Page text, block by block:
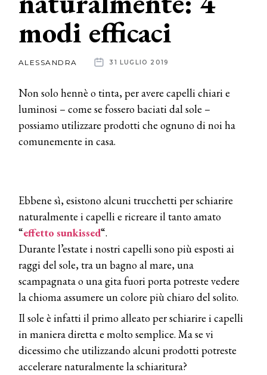
News
modi efficaci
ALESSANDRA 31 LUGLIO 2019
Non solo hennè o tinta, per avere capelli chiari e
luminosi – come se fossero baciati dal sole –
possiamo utilizzare prodotti che ognuno di noi ha
comunemente in casa.
Ebbene sì, esistono alcuni trucchetti per schiarire
naturalmente i capelli e ricreare il tanto amato
“effetto sunkissed“.
Durante l’estate i nostri capelli sono più esposti ai
raggi del sole, tra un bagno al mare, una
scampagnata o una gita fuori porta potreste vedere
la chioma assumere un colore più chiaro del solito.
Il sole è infatti il primo alleato per schiarire i capelli
in maniera diretta e molto semplice. Ma se vi
dicessimo che utilizzando alcuni prodotti potreste
accelerare naturalmente la schiaritura?